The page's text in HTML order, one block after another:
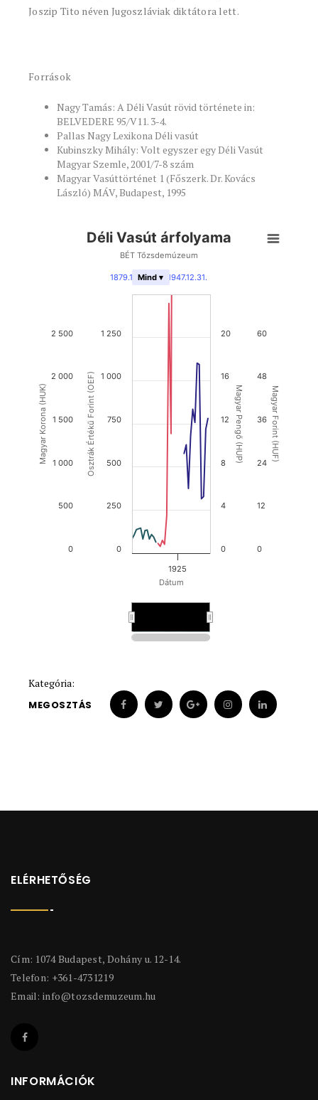
Joszip Tito néven Jugoszláviak diktátora lett.
Források
Nagy Tamás: A Déli Vasút rövid története in:
BELVEDERE 95/V11. 3-4.
Pallas Nagy Lexikona Déli vasút
Kubinszky Mihály: Volt egyszer egy Déli Vasút
Magyar Szemle, 2001/7-8 szám
Magyar Vasúttörténet 1 (Főszerk. Dr. Kovács
László) MÁV, Budapest, 1995
Dátum
Osztrák Értékű Forint (OEF)
Magyar Korona (HUK) Magyar Pengő (HUP) Magyar Forint (HUF)
Déli Vasút árfolyama
BÉT Tőzsdemúzeum
1879.12.31. - 1947.12.31.
Mind ▾
1925
0
250
500
750
1 000
1 250
0
500
1 000
1 500
2 000
2 500
0
4
8
12
16
20
0
12
24
36
48
60
Kategória:
MEGOSZTÁS
ELÉRHETŐSÉG
Cím: 1074 Budapest, Dohány u. 12-14.
Telefon: +361-4731219
Email: info@tozsdemuzeum.hu
INFORMÁCIÓK